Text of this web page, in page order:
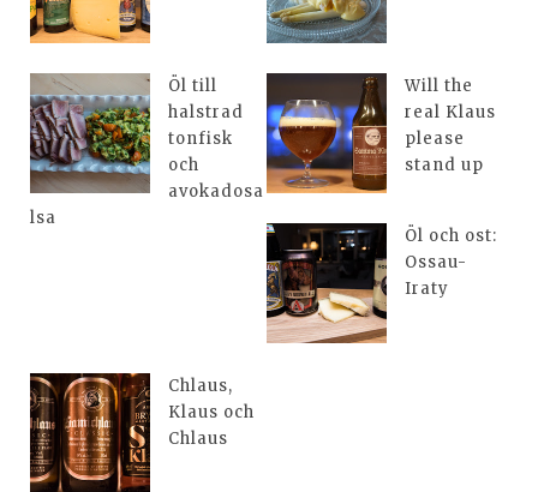
Öl till
halstrad
tonfisk
och
avokadosa
lsa
Will the
real Klaus
please
stand up
Öl och ost:
Ossau-
Iraty
Chlaus,
Klaus och
Chlaus